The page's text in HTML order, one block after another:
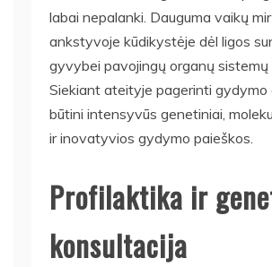
labai nepalanki. Dauguma vaikų
ankstyvoje kūdikystėje dėl ligos
gyvybei pavojingų organų sistemų
Siekiant ateityje pagerinti gydymo
būtini intensyvūs genetiniai,
ir inovatyvios gydymo paieškos.
Profilaktika ir
konsultacija